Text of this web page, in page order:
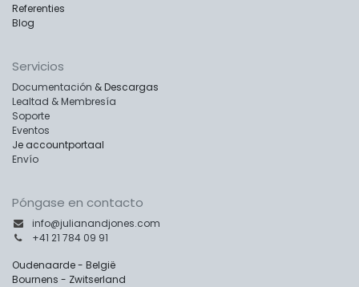
Referenties
Blog
Servicios
Documentación & Descargas
Lealtad & Membresía
Soporte
Eventos
Je accountportaal
Envío
Póngase en contacto
info@julianandjones.com
+41 21 784 09 91
Oudenaarde - België
Bournens - Zwitserland